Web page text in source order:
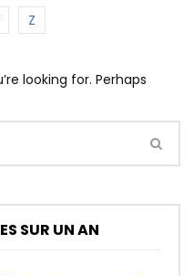
Z
looking for. Perhaps
SUR UN AN